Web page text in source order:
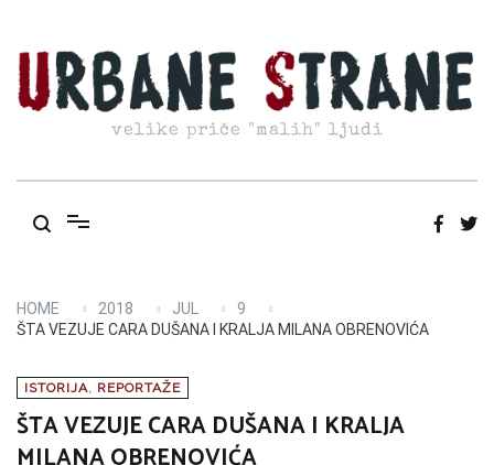
content
velike priče "malih" ljudi
HOME 2018 JUL
9
ŠTA VEZUJE CARA DUŠANA I KRALJA MILANA OBRENOVIĆA
ISTORIJA, REPORTAŽE
ŠTA VEZUJE CARA DUŠANA I KRALJA